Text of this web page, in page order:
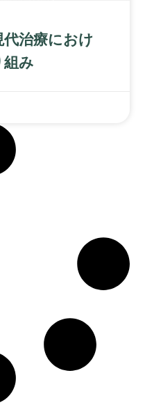
治療におけ
組み